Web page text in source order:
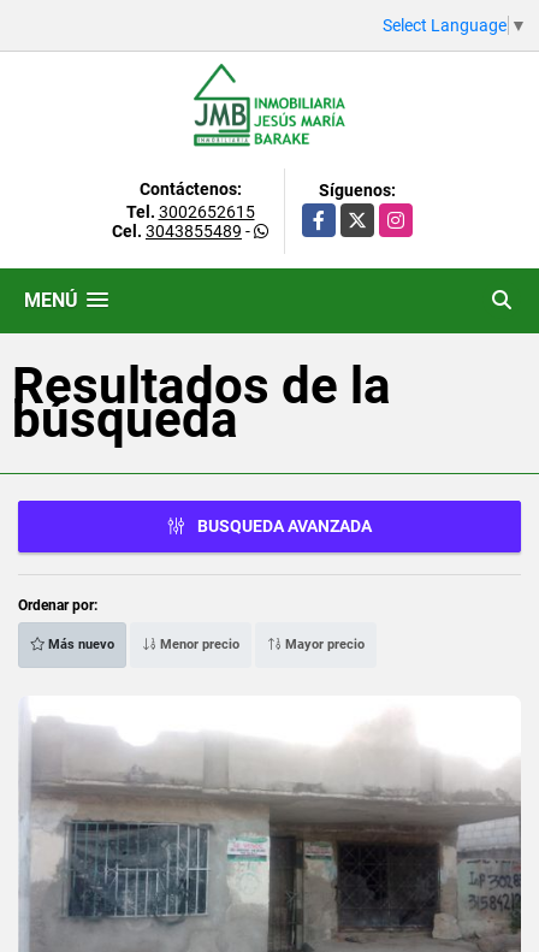
Select Language ▼
Contáctenos:
Tel. 3002652615
Cel. 3043855489 -
Síguenos:
Facebook
X Instagram
MENÚ
Resultados de la
búsqueda
BUSQUEDA AVANZADA
Ordenar por:
Más nuevo Menor precio Mayor precio